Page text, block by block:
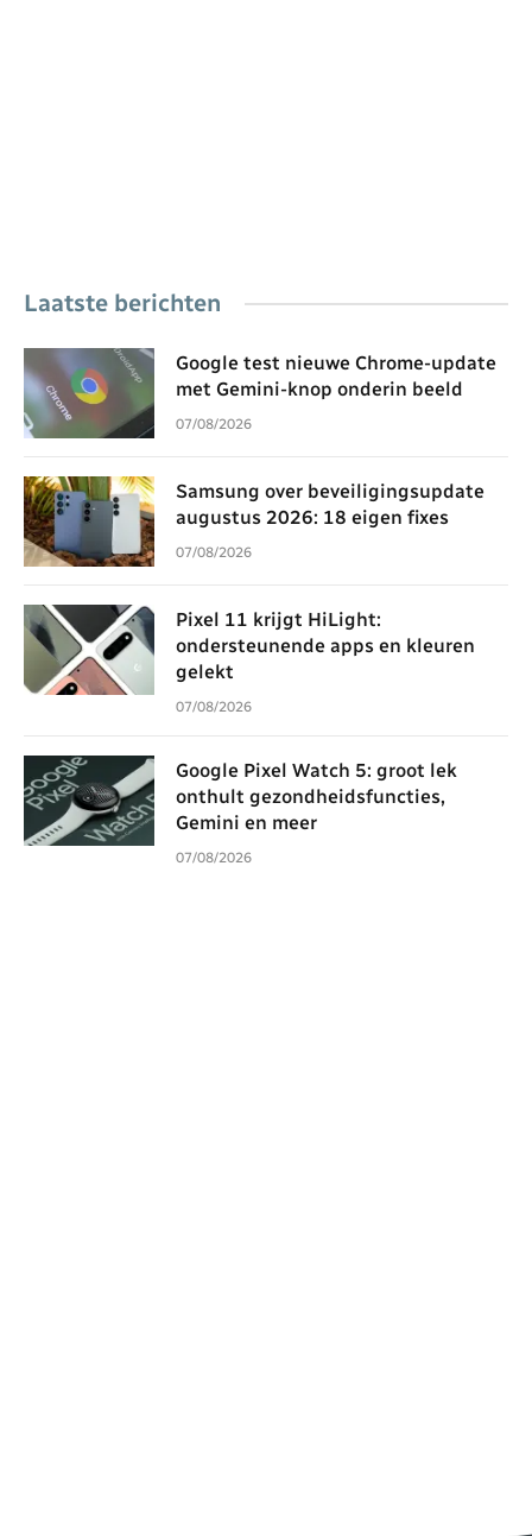
Laatste berichten
Google test nieuwe Chrome-update
met Gemini-knop onderin beeld
07/08/2026
Samsung over beveiligingsupdate
augustus 2026: 18 eigen fixes
07/08/2026
Pixel 11 krijgt HiLight:
ondersteunende apps en kleuren
gelekt
07/08/2026
Google Pixel Watch 5: groot lek
onthult gezondheidsfuncties,
Gemini en meer
07/08/2026